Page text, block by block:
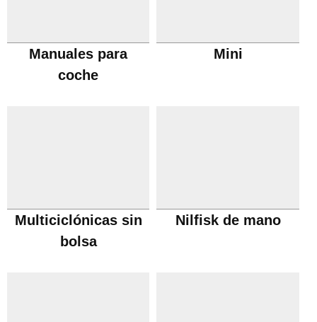
Manuales para
coche
Mini
Multiciclónicas sin
bolsa
Nilfisk de mano